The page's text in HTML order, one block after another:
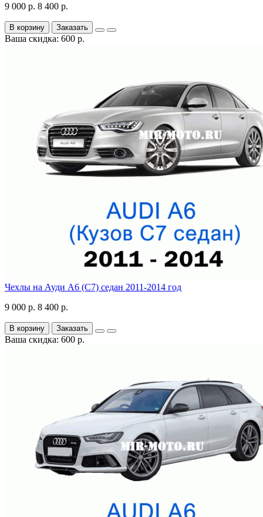
9 000 р. 8 400 р.
В корзину Заказать
Ваша скидка: 600 р.
Чехлы на Ауди А6 (С7) седан 2011-2014 год
9 000 р. 8 400 р.
В корзину Заказать
Ваша скидка: 600 р.